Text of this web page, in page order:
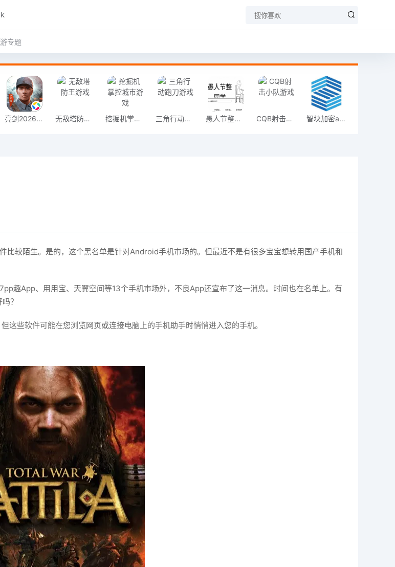
专题
亮剑2026官方版 无敌塔防王游戏 挖掘机掌控城市游戏 三角行动跑刀游戏 愚人节整同学 CQB射击小队游戏 智块加密app
较陌生。是的，这个黑名单是针对Android手机市场的。但最近不是有很多宝宝想转用国产手机和
趣App、用用宝、天翼空间等13个手机市场外，不良App还宣布了这一消息。时间也在名单上。有
？
这些软件可能在您浏览网页或连接电脑上的手机助手时悄悄进入您的手机。